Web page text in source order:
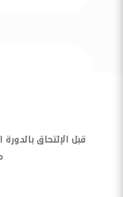
قبل الإلتحاق